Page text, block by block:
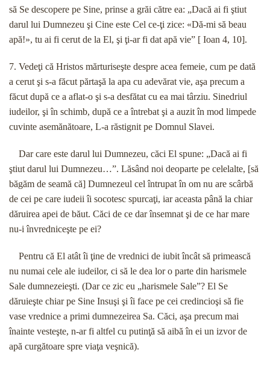
să Se descopere pe Sine, prinse a grăi către ea: „Dacă ai fi ştiut
darul lui Dumnezeu şi Cine este Cel ce-ţi zice: «Dă-mi să beau
apă!», tu ai fi cerut de la El, şi ţi-ar fi dat apă vie” [ Ioan 4, 10].
7. Vedeţi că Hristos mărturiseşte despre acea femeie, cum pe dată
a cerut şi s-a făcut părtaşă la apa cu adevărat vie, aşa precum a
făcut după ce a aflat-o şi s-a desfătat cu ea mai târziu. Sinedriul
iudeilor, şi în schimb, după ce a întrebat şi a auzit în mod limpede
cuvinte asemănătoare, L-a răstignit pe Domnul Slavei.
Dar care este darul lui Dumnezeu, căci El spune: „Dacă ai fi
ştiut darul lui Dumnezeu…”. Lăsând noi deoparte pe celelalte, [să
băgăm de seamă că] Dumnezeul cel întrupat în om nu are scârbă
de cei pe care iudeii îi socotesc spurcaţi, iar aceasta până la chiar
dăruirea apei de băut. Căci de ce dar însemnat şi de ce har mare
nu-i învredniceşte pe ei?
Pentru că El atât îi ţine de vrednici de iubit încât să primească
nu numai cele ale iudeilor, ci să le dea lor o parte din harismele
Sale dumnezeieşti. (Dar ce zic eu „harismele Sale”? El Se
dăruieşte chiar pe Sine Insuşi şi îi face pe cei credincioşi să fie
vase vrednice a primi dumnezeirea Sa. Căci, aşa precum mai
înainte vesteşte, n-ar fi altfel cu putinţă să aibă în ei un izvor de
apă curgătoare spre viaţa veşnică).